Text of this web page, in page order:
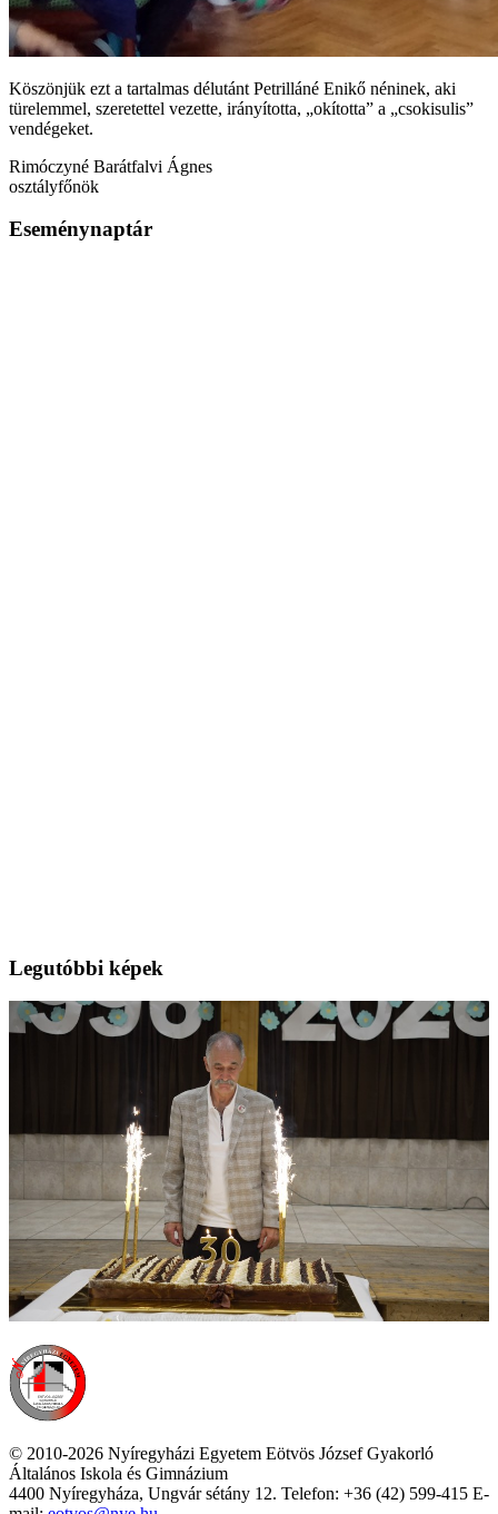
Köszönjük ezt a tartalmas délutánt Petrilláné Enikő néninek, aki
türelemmel, szeretettel vezette, irányította, „okította” a „csokisulis”
vendégeket.
Rimóczyné Barátfalvi Ágnes
osztályfőnök
Eseménynaptár
Legutóbbi képek
© 2010-2026 Nyíregyházi Egyetem Eötvös József Gyakorló
Általános Iskola és Gimnázium
4400 Nyíregyháza, Ungvár sétány 12. Telefon: +36 (42) 599-415 E-